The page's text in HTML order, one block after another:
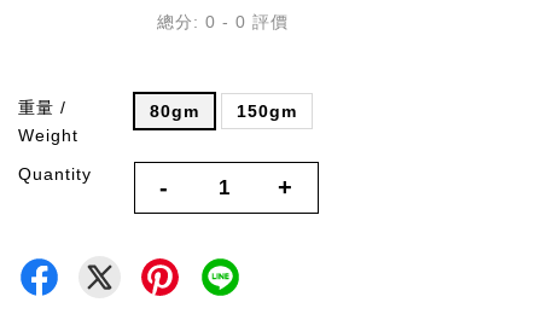
總分: 0 - 0 評價
重量 /
Weight
80gm 150gm
Quantity - +